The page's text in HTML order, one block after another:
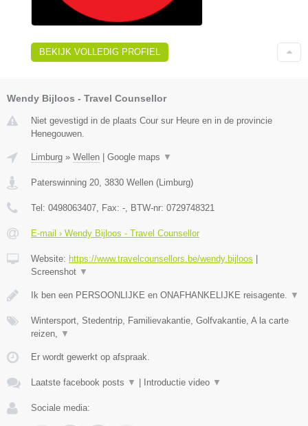
BEKIJK VOLLEDIG PROFIEL
Wendy Bijloos - Travel Counsellor
Niet gevestigd in de plaats Cour sur Heure en in de provincie
Henegouwen.
Limburg » Wellen Google maps ▼
Paterswinning 20 3830 Wellen ( Limburg)
Tel: 0498063407 , Fax: - , BTW-nr: 0729748321
E-mail › Wendy Bijloos - Travel Counsellor
Website: https://www.travelcounsellors.be/wendy.bijloos
Screenshot ▼
Ik ben een PERSOONLIJKE en ONAFHANKELIJKE reisagente. ▼
Wintersport, Stedentrip, Familievakantie, Golfvakantie, A la carte
reizen,
▼
Er wordt gewerkt op afspraak.
Laatste facebook posts ▼ Introductie video ▼
Sociale media: